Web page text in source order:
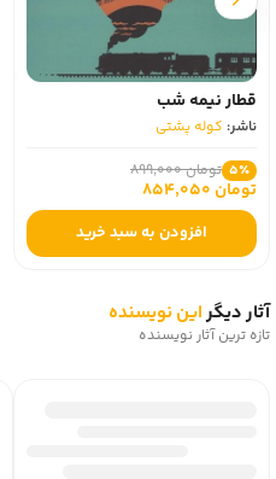
قطار نیمه شب
کوله پشتی
تومان 899,000
تومان 854,050
افزودن به سبد خرید
آثار دیگراین نویسنده
تازه ترین آثار نویسنده